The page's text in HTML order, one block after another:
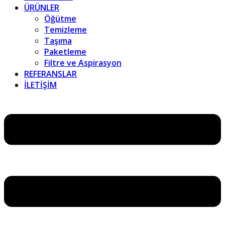
ÜRÜNLER
Öğütme
Temizleme
Taşıma
Paketleme
Filtre ve Aspirasyon
REFERANSLAR
İLETİŞİM